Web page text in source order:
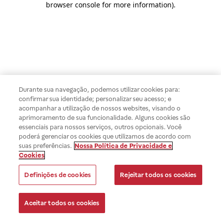
browser console for more information).
Durante sua navegação, podemos utilizar cookies para:
confirmar sua identidade; personalizar seu acesso; e
acompanhar a utilização de nossos websites, visando o
aprimoramento de sua funcionalidade. Alguns cookies são
essenciais para nossos serviços, outros opcionais. Você
poderá gerenciar os cookies que utilizamos de acordo com
suas preferências. Nossa Política de Privacidade e
Cookies
Definições de cookies Rejeitar todos os cookies
Aceitar todos os cookies